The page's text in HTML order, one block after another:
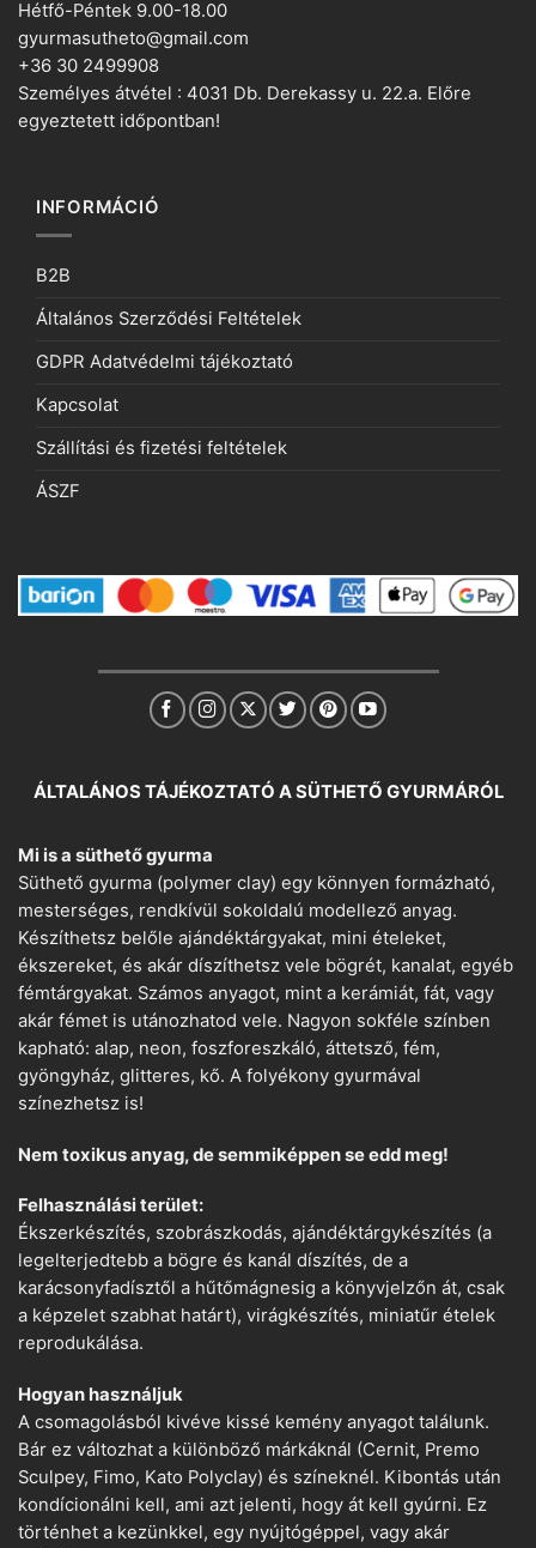
Hétfő-Péntek 9.00-18.00
gyurmasutheto@gmail.com
+36 30 2499908
Személyes átvétel : 4031 Db. Derekassy u. 22.a. Előre
egyeztetett időpontban!
INFORMÁCIÓ
B2B
Általános Szerződési Feltételek
GDPR Adatvédelmi tájékoztató
Kapcsolat
Szállítási és fizetési feltételek
ÁSZF
ÁLTALÁNOS TÁJÉKOZTATÓ A SÜTHETŐ GYURMÁRÓL
Mi is a süthető gyurma
Süthető gyurma (polymer clay) egy könnyen formázható,
mesterséges, rendkívül sokoldalú modellező anyag.
Készíthetsz belőle ajándéktárgyakat, mini ételeket,
ékszereket, és akár díszíthetsz vele bögrét, kanalat, egyéb
fémtárgyakat. Számos anyagot, mint a kerámiát, fát, vagy
akár fémet is utánozhatod vele. Nagyon sokféle színben
kapható: alap, neon, foszforeszkáló, áttetsző, fém,
gyöngyház, glitteres, kő. A folyékony gyurmával
színezhetsz is!
Nem toxikus anyag, de semmiképpen se edd meg!
Felhasználási terület:
Ékszerkészítés, szobrászkodás, ajándéktárgykészítés (a
legelterjedtebb a bögre és kanál díszítés, de a
karácsonyfadísztől a hűtőmágnesig a könyvjelzőn át, csak
a képzelet szabhat határt), virágkészítés, miniatűr ételek
reprodukálása.
Hogyan használjuk
A csomagolásból kivéve kissé kemény anyagot találunk.
Bár ez változhat a különböző márkáknál (Cernit, Premo
Sculpey, Fimo, Kato Polyclay) és színeknél. Kibontás után
kondícionálni kell, ami azt jelenti, hogy át kell gyúrni. Ez
történhet a kezünkkel, egy nyújtógéppel, vagy akár